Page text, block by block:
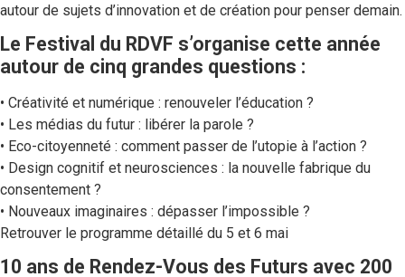
autour de sujets d’innovation et de création pour penser demain.
Le Festival du RDVF s’organise cette année
autour de cinq grandes questions :
• Créativité et numérique : renouveler l’éducation ?
• Les médias du futur : libérer la parole ?
• Eco-citoyenneté : comment passer de l’utopie à l’action ?
• Design cognitif et neurosciences : la nouvelle fabrique du
consentement ?
• Nouveaux imaginaires : dépasser l’impossible ?
Retrouver le programme détaillé du 5 et 6 mai
10 ans de Rendez-Vous des Futurs avec 200